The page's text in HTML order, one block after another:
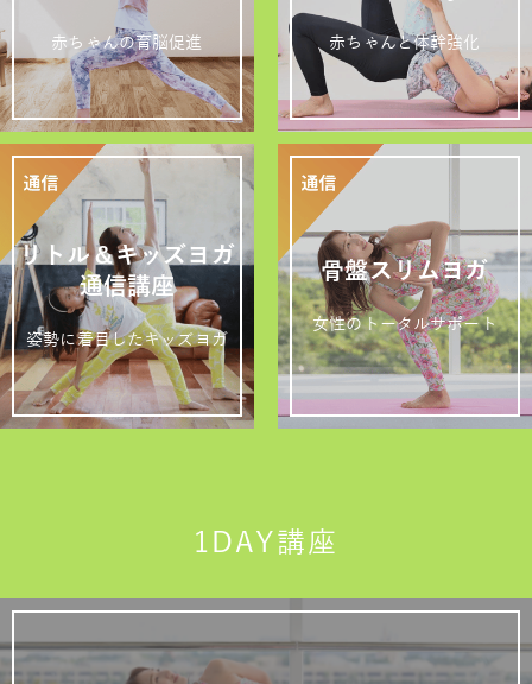
赤ちゃんの育脳促進 赤ちゃんと体幹強化
リトル＆キッズヨガ
通信講座
姿勢に着目したキッズヨガ
骨盤スリムヨガ
女性のトータルサポート
1DAY講座